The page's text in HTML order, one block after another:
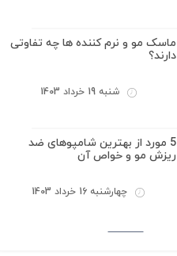
ماسک مو و نرم کننده ها چه تفاوتی
دارند؟
شنبه 19 خرداد 1403
5 مورد از بهترین شامپوهای ضد
ریزش مو و خواص آن
چهارشنبه 16 خرداد 1403